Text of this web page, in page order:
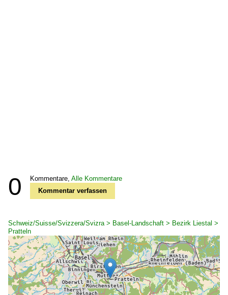
0 Kommentare, Alle Kommentare
Kommentar verfassen
Schweiz/Suisse/Svizzera/Svizra > Basel-Landschaft > Bezirk Liestal >
Pratteln